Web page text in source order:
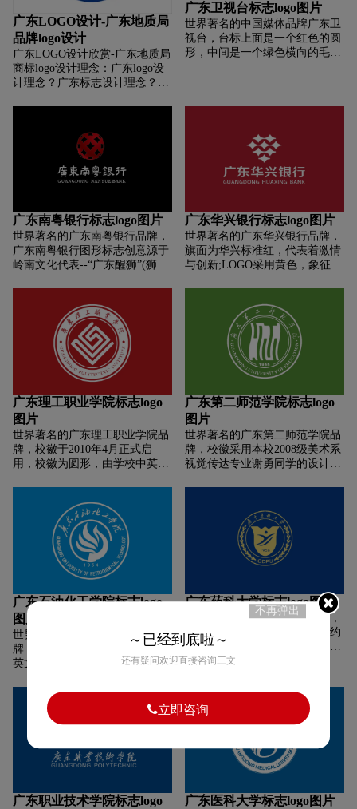
广东LOGO设计-广东地质局
品牌logo设计
广东LOGO设计欣赏-广东地质局
商标logo设计理念：广东logo设
计理念？广东标志设计理念？广
商标？如何设计河广东标志？如
何设计广东logo？如何设计广东
广东卫视台标志logo图片
世界著名的中国媒体品牌广东卫
视台，台标上面是一个红色的圆
形，中间是一个绿色横向的毛笔
像上南下北、左东右西的广东省
形。而三色代表电视。同时，红
色圆形也代表太阳，绿色笔触也
代表陆地，蓝色笔触也代表海
洋，充分表现了广东的优美环
广东电视台的含义。
广东南粤银行标志logo图片
世界著名的广东南粤银行品牌，
广东南粤银行图形标志创意源于
岭南文化代表--“广东醒狮”(狮舞)
组合，呈现“九孔玲珑如意球”造
型，取“九九归一”、“生生不息”
之意，并以传统“中国红”着色，
意蕴广博。标志涵义解析如下：
一、行业属性:标志视觉主要由古
铜币组合构成，符合我国银行业
标识的应用偏好和受众识别习
惯，表达了鲜明的行业属性和行
业特征。二、区域特征:标志取意
广东醒狮的绣球元素，以红色为
主色调，不仅可代表湛江“红土
文化”，取“红土生金”之意，同
特征契合。三、文化符号:标志通
过色泽正红，视觉灵动的九币融
汇造型，和谐喜庆，彰显本行激
情、包容、团结、进取的创业精
神，传导本行“正气、责任、创
新、超越”的文化理念，表达本
行蒸蒸日上、持续发展，志在与
利益相关方共铸辉煌的战略愿
景。
广东华兴银行标志logo图片
世界著名的广东华兴银行品牌，
旗面为华兴标准红，代表着激情
与创新;LOGO采用黄色，象征着
着稳健经营。Logo以8个闪闪发
光的四角星组成一个“华”字。代
表企业简洁，务实专业和卓尔不
凡的形象。
广东理工职业学院标志logo
图片
世界著名的广东理工职业学院品
牌，校徽于2010年4月正式启
用，校徽为圆形，由学校中英文
基调。广东理工职业学院徽标图
案呈圆形。徽标内容主要由“理
工”拼音开头字母“L”、“G”和学
院中英文名称构成。徽标以
“L”、“G”字母为中心，融入中国
印章设计元素，两个字母设计一
气呵成，浑然一体，具有浓厚的
中国传统文化韵味，又突显学校
以理工为主体的办学特色。
“L”、“G”字母采用火炬造型，以
红色为主色调，彰显学校奋发进
取、锐意创新的办学风貌，体现
发展前景。学校名称同时标注中
英文，显示学校面向世界的开阔
办学视野。
广东第二师范学院标志logo
图片
世界著名的广东第二师范学院品
牌，校徽采用本校2008级美术系
视觉传达专业谢勇同学的设计图
形，像“书”字也像“人”字，取“三
人行必有我师”之意，寄望学校
师生以开放心态、科学严谨地求
学和施教，既修业又修身，充分
的校训精神。
广东石油化工学院标志logo
图片
世界著名的广东石油化工学院品
牌，主体图案为“湖南工程学院”
英文缩写“H、I、E”的合体,艺术
我校团结诚信，追求卓越，争创
一流,敢为人先的意志,又显示了
两校联合，大展宏图的活力，显
广东药科大学标志logo图片
世界著名的广东药科大学品牌，
校徽中心是广州市木棉花的简约
造型，一目了然地传达了广东药
科大学的地理位置，突出广东药
药科大学在南中国的地位。花形
上方是一本打开的书页的抽象变
形，体现学校的特征，传达了广
人的神圣职责。
广东职业技术学院标志logo
广东医科大学标志logo图片
不再弹出
～已经到底啦～
还有疑问欢迎直接咨询三文
立即咨询